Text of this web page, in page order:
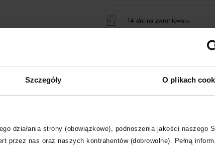
Szczegóły O plikach
działania strony (obowiązkowe), podnoszenia jakości naszego
przez nas oraz naszych kontrahentów (dobrowolne). Pełną
14 dni na zwrot towaru
zyskujesz w
Kup teraz, Zapłać później!